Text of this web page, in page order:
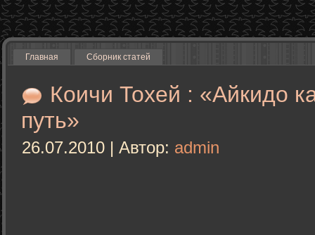
Главная Сборник статей
Коичи Тохей : «Айкидо
путь»
26.07.2010 | Автор: admin